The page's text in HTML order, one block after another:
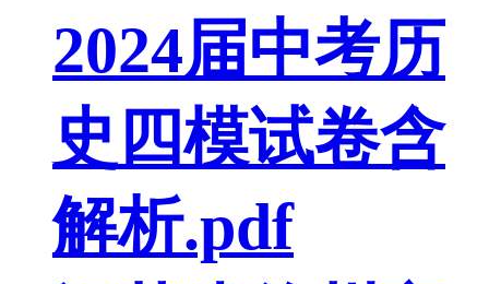
2024届中考历
史四模试卷含
解析.pdf